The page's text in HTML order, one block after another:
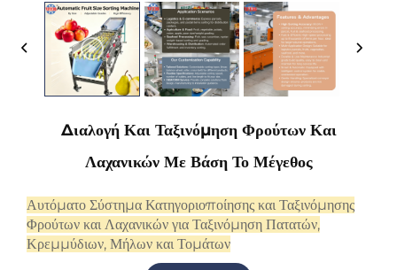
Διαλογή Και Ταξινόμηση Φρούτων Και
Λαχανικών Με Βάση Το Μέγεθος
Αυτόματο Σύστημα Κατηγοριοποίησης και Ταξινόμησης
Φρούτων και Λαχανικών για Ταξινόμηση Πατατών,
Κρεμμύδιων, Μήλων και Τομάτων